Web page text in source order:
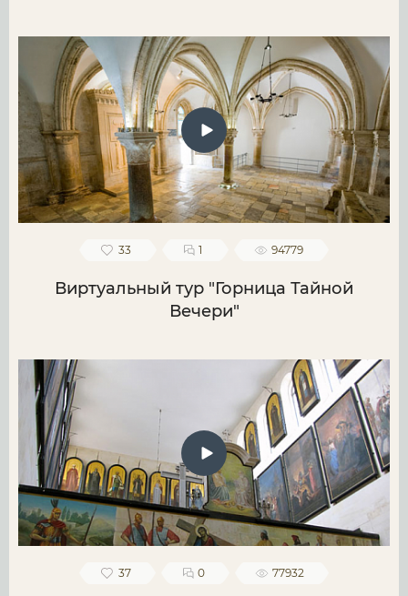
33 1 94779
Виртуальный тур "Горница Тайной
Вечери"
37 0 77932